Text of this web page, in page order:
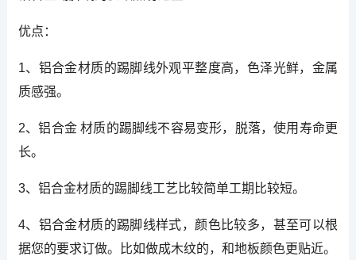
优点：
1、铝合金材质的踢脚线外观平整度高，色泽光鲜，金属
质感强。
2、铝合金 材质的踢脚线不容易变形，脱落，使用寿命更
长。
3、铝合金材质的踢脚线工艺比较简单工期比较短。
4、铝合金材质的踢脚线样式，颜色比较多，甚至可以根
据您的要求订做。比如做成木纹的，和地板颜色更贴近。